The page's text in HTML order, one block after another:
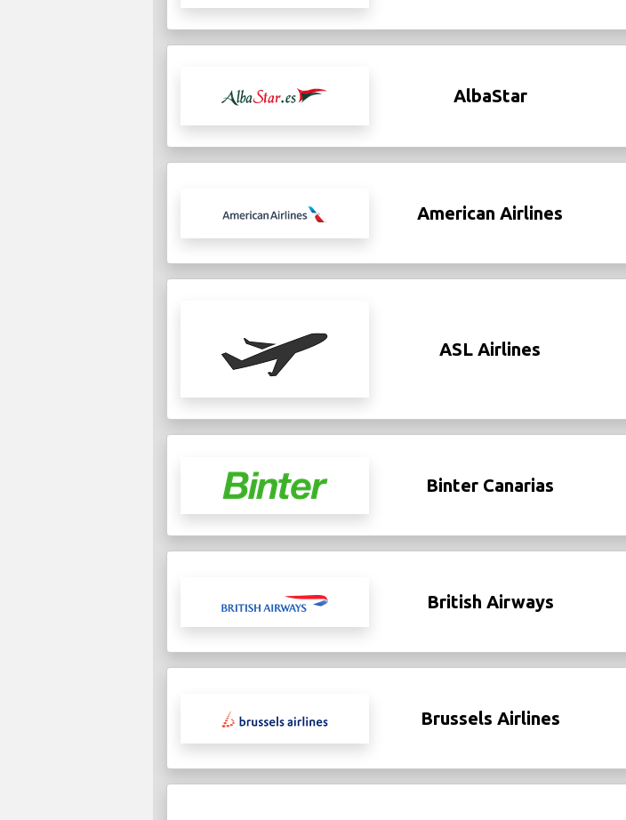
AlbaStar
American Airlines
ASL Airlines
Binter Canarias
British Airways
Brussels Airlines